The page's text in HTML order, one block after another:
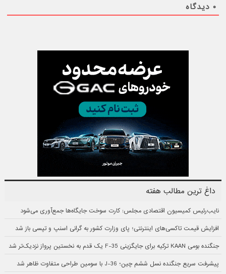
۰ دیدگاه
داغ ترین مطالب هفته
نایب‌رئیس کمیسیون اقتصادی مجلس: کارت سوخت جایگاه‌ها جمع‌آوری می‌شود
افزایش قیمت تاکسی‌های اینترنتی؛ پای وزارت کشور به گرانی اسنپ و تپسی باز شد
جنگنده بومی KAAN ترکیه برای جایگزینی F-35 یک قدم به نخستین پرواز نزدیک‌تر شد
پیشرفت سریع جنگنده نسل ششم چین؛ J-36 با سومین طراحی متفاوت ظاهر شد